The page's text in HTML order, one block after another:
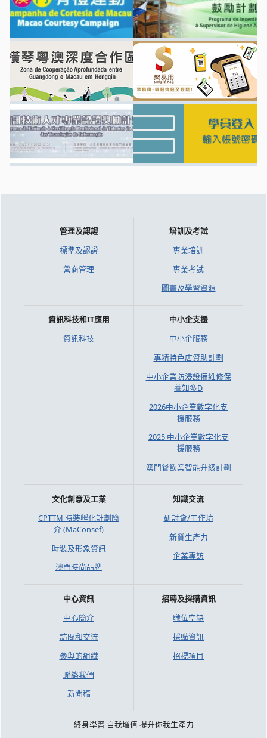
管理及認證
標準及認證
營商管理
培訓及考試
專業培訓
專業考試
圖書及學習資源
資訊科技和IT應用
資訊科技
中小企支援
中小企服務
專精特色店資助計劃
中小企業防浸設備維修保
養知多D
2026中小企業數字化支
援服務
2025 中小企業數字化支
援服務
澳門餐飲業智能升級計劃
文化創意及工業
CPTTM 時裝孵化計劃簡
介 (MaConsef)
時裝及形象資訊
澳門時尚品牌
知識交流
研討會/工作坊
新質生產力
企業專訪
中心資訊
中心簡介
訪問和交流
參與的組織
聯絡我們
新聞稿
招聘及採購資訊
職位空缺
採購資訊
招標項目
終身學習 自我增值 提升你我生產力